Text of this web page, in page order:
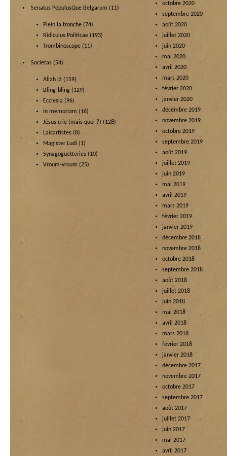
Senatus PopulusQue Belgarum (11)
Plein la tronche (74)
Ridiculus Politicae (193)
Trombinoscope (11)
Societas (54)
Allah là (159)
Bling-bling (129)
Ecclesia (96)
In memoriam (16)
Jésus crie (mais quoi ?) (128)
Laïcartistes (8)
Magister Ludi (1)
Synagoguetteries (10)
Vroum-vroum (25)
octobre 2020
septembre 2020
août 2020
juillet 2020
juin 2020
mai 2020
avril 2020
mars 2020
février 2020
janvier 2020
décembre 2019
novembre 2019
octobre 2019
septembre 2019
août 2019
juillet 2019
juin 2019
mai 2019
avril 2019
mars 2019
février 2019
janvier 2019
décembre 2018
novembre 2018
octobre 2018
septembre 2018
août 2018
juillet 2018
juin 2018
mai 2018
avril 2018
mars 2018
février 2018
janvier 2018
décembre 2017
novembre 2017
octobre 2017
septembre 2017
août 2017
juillet 2017
juin 2017
mai 2017
avril 2017